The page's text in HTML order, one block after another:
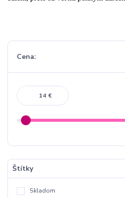
Cena:
€
Štítky
Skladom